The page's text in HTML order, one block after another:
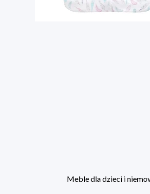
Meble dla dzieci i